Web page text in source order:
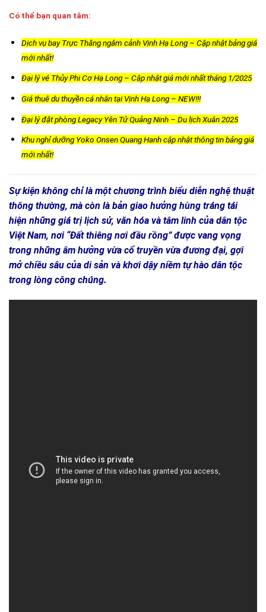
Có thể bạn quan tâm:
Dịch vụ bay Trực Thăng ngắm cảnh Vịnh Hạ Long – Cập nhật bảng giá
mới nhất!
Đại lý vé Thủy Phi Cơ Hạ Long – Cập nhật giá mới nhất tháng 1/2025
Giá thuê du thuyền cá nhân tại Vịnh Hạ Long – NEW!!!
Đại lý đặt phòng Legacy Yên Tử Quảng Ninh – Du lịch Xuân 2025
Khu nghỉ dưỡng Yoko Onsen Quang Hanh cập nhật thông tin bảng giá
mới nhất!
Sự kiện không chỉ là một chương trình biểu diễn nghệ thuật
thông thường, mà còn là bản giao hưởng hùng tráng tái
hiện những giá trị lịch sử, văn hóa và tâm linh của dân tộc
Việt Nam, nơi “Đất thiêng nơi đầu rồng” được vang vọng
trong những âm hưởng vừa cổ truyền vừa đương đại, gợi
mở chiều sâu của di sản và khơi dậy niềm tự hào dân tộc
trong lòng công chúng.